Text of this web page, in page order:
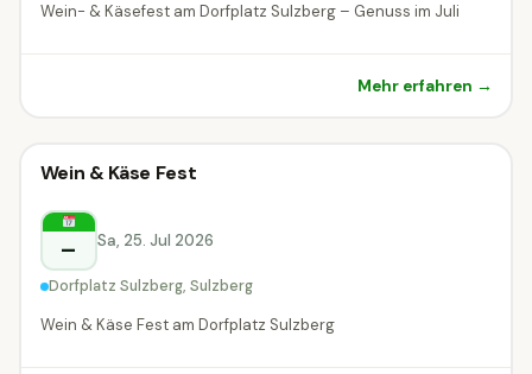
Wein- & Käsefest am Dorfplatz Sulzberg – Genuss im Juli
Mehr erfahren →
Weinfest
Sulzberg
Weinfest
Wein & Käse Fest
– Sa, 25. Jul 2026
Dorfplatz Sulzberg, Sulzberg
Wein & Käse Fest am Dorfplatz Sulzberg